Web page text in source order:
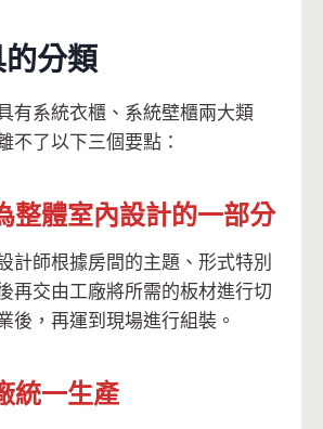
分類
有系統衣櫃、系統壁櫃兩大類
不了以下三個要點：
整體室內設計的一部分
計師根據房間的主題、形式特別
再交由工廠將所需的板材進行切
後，再運到現場進行組裝。
統一生產